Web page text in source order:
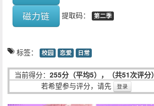
磁力链 提取码： 第二季
标签： 校园 恋爱 日常
当前得分： 255分（平均5），（共51次评分）
若希望参与评分，请先
登录